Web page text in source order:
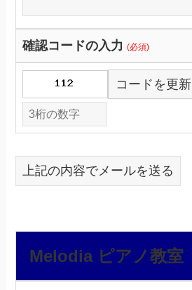
確認コードの入力(必須)
コードを更新
上記の内容でメールを送る
Melodia ピアノ教室